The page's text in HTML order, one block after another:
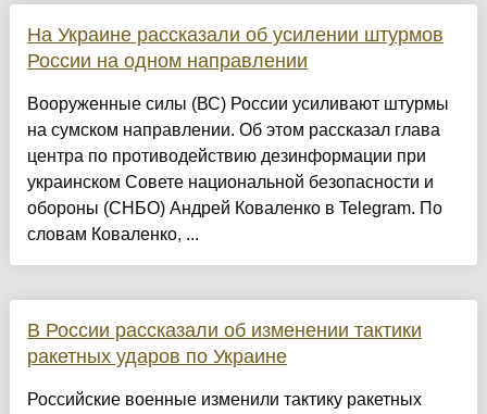
На Украине рассказали об усилении штурмов
России на одном направлении
Вооруженные силы (ВС) России усиливают штурмы
на сумском направлении. Об этом рассказал глава
центра по противодействию дезинформации при
украинском Совете национальной безопасности и
обороны (СНБО) Андрей Коваленко в Telegram. По
словам Коваленко, ...
В России рассказали об изменении тактики
ракетных ударов по Украине
Российские военные изменили тактику ракетных